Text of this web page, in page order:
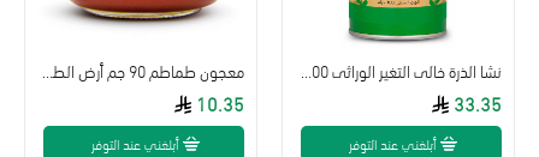
33.35
أبلغني عند التوفر
10.35
أبلغني عند التوفر